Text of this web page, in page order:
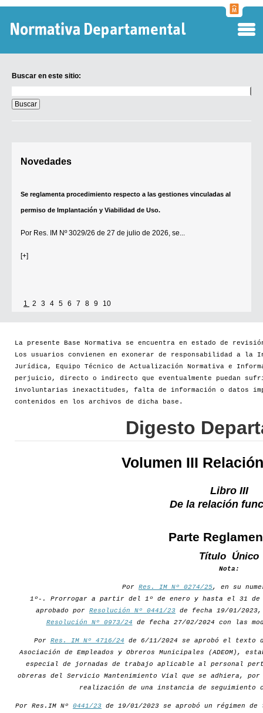
Buscar en este sitio:
en
este
sitio:
Novedades
Se reglamenta procedimiento respecto a las gestiones vinculadas al
permiso de Implantación y Viabilidad de Uso.
Por Res. IM Nº 3029/26 de 27 de julio de 2026, se...
[+]
1 2 3 4 5 6 7 8 9 10
La presente Base Normativa se encuentra en estado de
Los usuarios convienen en exonerar de responsabilidad a la
Jurídica, Equipo Técnico de Actualización Normativa e
perjuicio, directo o indirecto que eventualmente puedan
involuntarias inexactitudes, falta de información o datos
contenidos en los archivos de dicha base.
Digesto
Volumen III
Libro III
De la relación
Parte
Título Único
Nota:
Por Res. IM Nº 0274/25, en su
1º-. Prorrogar a partir del 1º de enero y hasta el 31 de
aprobado por Resolución Nº 0441/23 de fecha 19/01/
Resolución Nº 0973/24 de fecha 27/02/2024 con las
Por Res. IM Nº 4716/24 de 6/11/2024 se aprobó el texto
Asociación de Empleados y Obreros Municipales (ADEOM),
especial de jornadas de trabajo aplicable al personal
obreras del Servicio Mantenimiento Vial que se adhiera,
realización de una instancia de seguimiento
Por Res.IM Nº 0441/23 de 19/01/2023 se aprobó un régimen